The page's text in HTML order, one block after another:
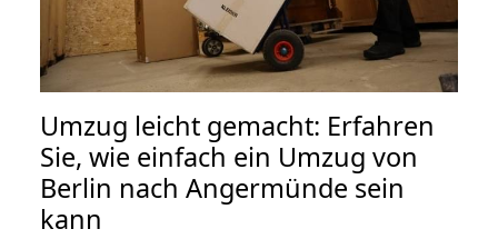
Umzug leicht gemacht: Erfahren
Sie, wie einfach ein Umzug von
Berlin nach Angermünde sein
kann